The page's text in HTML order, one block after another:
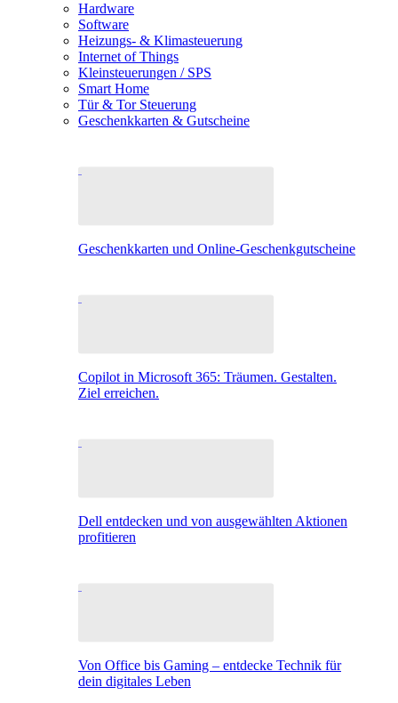
Hardware
Software
Heizungs- & Klimasteuerung
Internet of Things
Kleinsteuerungen / SPS
Smart Home
Tür & Tor Steuerung
Geschenkkarten & Gutscheine
Geschenkkarten und Online-Geschenkgutscheine
Copilot in Microsoft 365: Träumen. Gestalten.
Ziel erreichen.
Dell entdecken und von ausgewählten Aktionen
profitieren
Von Office bis Gaming – entdecke Technik für
dein digitales Leben